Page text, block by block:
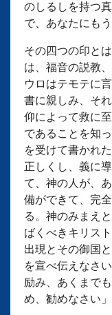
のしるしを持つ
で、あなたにも
その四つの印と
は、福音の説教
ウロはテモテに
書に親しみ、そ
仰によって救に
であることを知
を受けて書かれ
正しくし、義に
て、神の人が、
備ができて、完
る。神のみまえ
ばくべきキリス
出現とその御国
を宣べ伝えなさ
励み、あくまで
め、勧めなさい